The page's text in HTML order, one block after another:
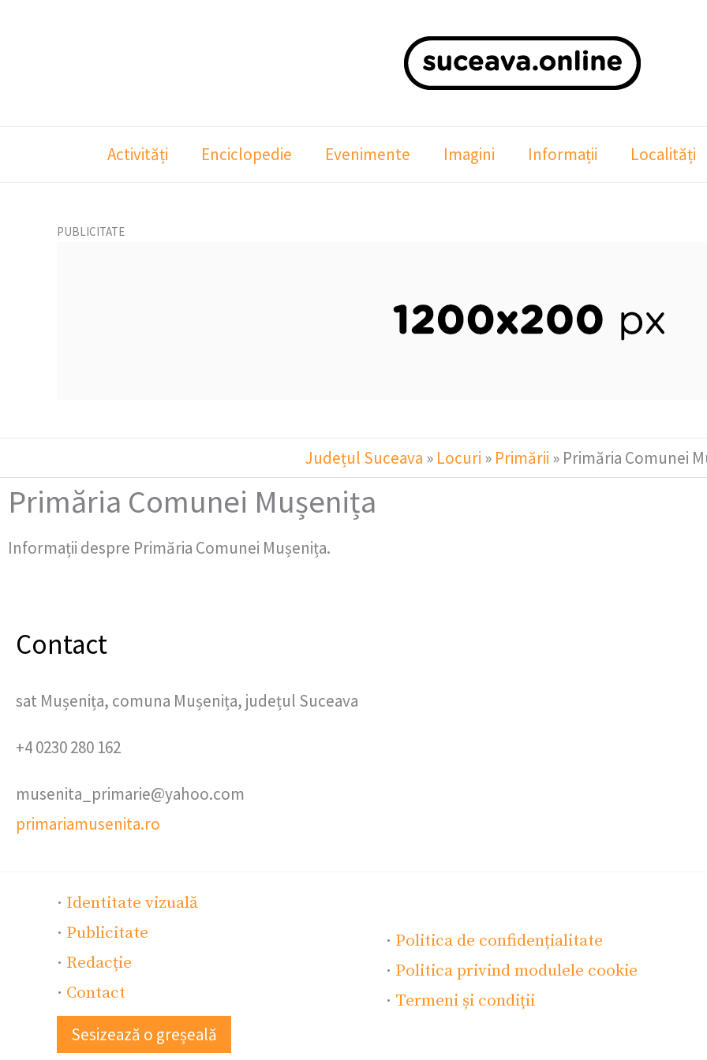
Activități Enciclopedie Evenimente Imagini Informații Localități
PUBLICITATE
Județul Suceava » Locuri » Primării » Primăria Comunei
Primăria Comunei Mușenița
Informații despre Primăria Comunei Mușenița.
Contact
sat Mușenița, comuna Mușenița, județul Suceava
+4 0230 280 162
musenita_primarie@yahoo.com
primariamusenita.ro
· Identitate vizuală
· Publicitate
· Redacție
· Contact
Sesizează o greșeală
· Politica de confidențialitate
· Politica privind modulele cookie
· Termeni și condiții